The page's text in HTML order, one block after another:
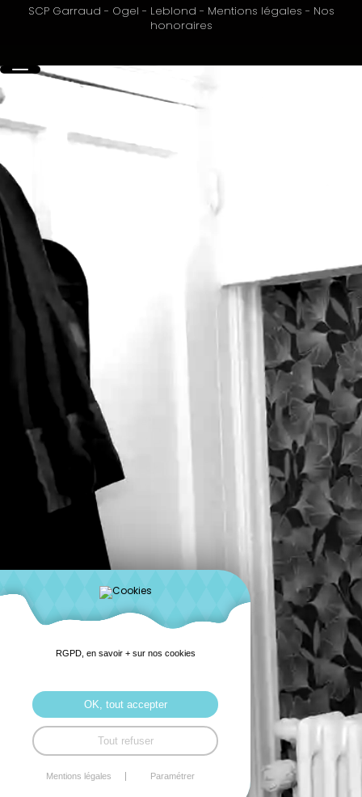
SCP Garraud - Ogel - Leblond - Mentions légales - Nos
honoraires
RGPD, en savoir + sur nos cookies
OK, tout accepter
Tout refuser
Mentions légales Paramétrer